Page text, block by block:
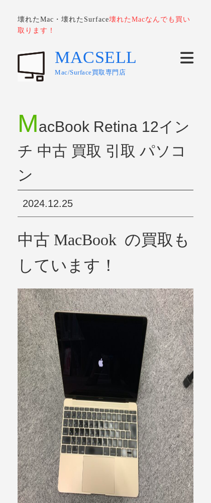
壊れたMac・壊れたSurface壊れたMacなんでも買い
取ります！
MACSELL
Mac/Surface買取専門店
MacBook Retina 12イン
チ 中古 買取 引取 パソコ
ン
2024.12.25
中古 MacBook の買取も
しています！